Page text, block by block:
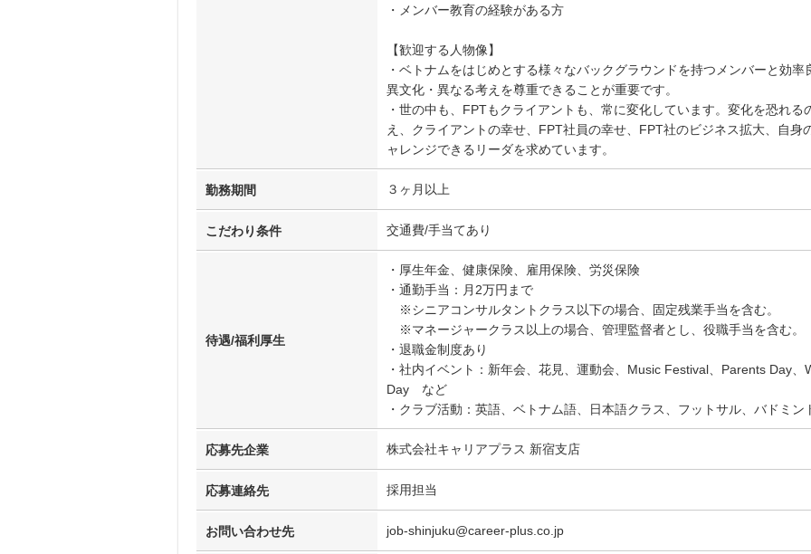
・メンバー教育の経験がある方
【歓迎する人物像】
・ベトナムをはじめとする様々なバックグラウンドを持つメンバーと効
異文化・異なる考えを尊重できることが重要です。
・世の中も、FPTもクライアントも、常に変化しています。変化を恐れ
え、クライアントの幸せ、FPT社員の幸せ、FPT社のビジネス拡大、自身
ャレンジできるリーダを求めています。
勤務期間 ３ヶ月以上
こだわり条件 交通費/手当てあり
待遇/福利厚生
・厚生年金、健康保険、雇用保険、労災保険
・通勤手当：月2万円まで
※シニアコンサルタントクラス以下の場合、固定残業手当を含む。
※マネージャークラス以上の場合、管理監督者とし、役職手当を含む。
・退職金制度あり
・社内イベント：新年会、花見、運動会、Music Festival、Parents Day、
Day など
・クラブ活動：英語、ベトナム語、日本語クラス、フットサル、バドミ
応募先企業 株式会社キャリアプラス 新宿支店
応募連絡先 採用担当
お問い合わせ先 job-shinjuku@career-plus.co.jp